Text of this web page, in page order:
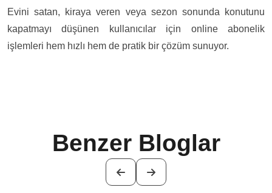
Evini satan, kiraya veren veya sezon sonunda konutunu
kapatmayı düşünen kullanıcılar için online abonelik
işlemleri hem hızlı hem de pratik bir çözüm sunuyor.
Benzer Bloglar